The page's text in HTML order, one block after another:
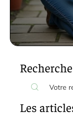
Recherche
Les